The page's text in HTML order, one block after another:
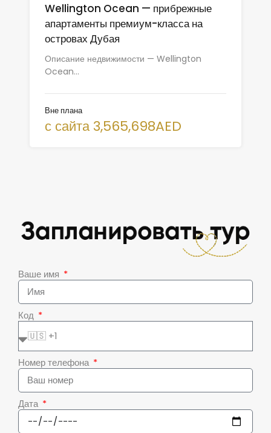
Wellington Ocean — прибрежные
апартаменты премиум-класса на
островах Дубая
Описание недвижимости — Wellington
Ocean…
Вне плана
с сайта 3,565,698AED
Ваше имя
Код
Номер телефона
Дата